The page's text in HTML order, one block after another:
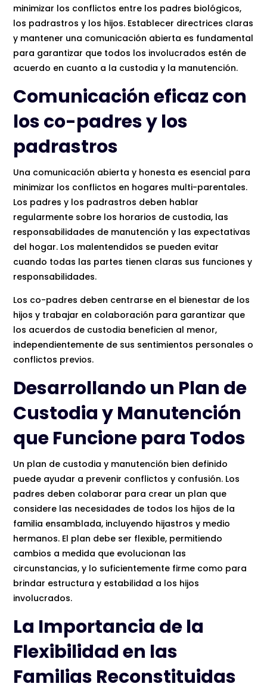
minimizar los conflictos entre los padres biológicos,
los padrastros y los hijos. Establecer directrices claras
y mantener una comunicación abierta es fundamental
para garantizar que todos los involucrados estén de
acuerdo en cuanto a la custodia y la manutención.
Comunicación eficaz con
los co-padres y los
padrastros
Una comunicación abierta y honesta es esencial para
minimizar los conflictos en hogares multi-parentales.
Los padres y los padrastros deben hablar
regularmente sobre los horarios de custodia, las
responsabilidades de manutención y las expectativas
del hogar. Los malentendidos se pueden evitar
cuando todas las partes tienen claras sus funciones y
responsabilidades.
Los co-padres deben centrarse en el bienestar de los
hijos y trabajar en colaboración para garantizar que
los acuerdos de custodia beneficien al menor,
independientemente de sus sentimientos personales o
conflictos previos.
Desarrollando un Plan de
Custodia y Manutención
que Funcione para Todos
Un plan de custodia y manutención bien definido
puede ayudar a prevenir conflictos y confusión. Los
padres deben colaborar para crear un plan que
considere las necesidades de todos los hijos de la
familia ensamblada, incluyendo hijastros y medio
hermanos. El plan debe ser flexible, permitiendo
cambios a medida que evolucionan las
circunstancias, y lo suficientemente firme como para
brindar estructura y estabilidad a los hijos
involucrados.
La Importancia de la
Flexibilidad en las
Familias Reconstituidas